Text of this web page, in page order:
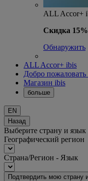
ALL Accor+
Скидка
Обнаружить
ALL Accor+ ibis
Добро
Магазин ibis
больше
EN
Назад
Выберите страну и
Географический регион
Страна/Регион - Язык
Подтвердить мою страну